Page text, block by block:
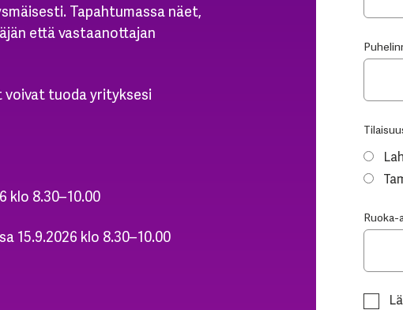
Tapahtumassa näet,
että vastaanottajan
voivat tuoda yrityksesi
klo 8.30–10.00
15.9.2026 klo 8.30–10.00
Ruoka-